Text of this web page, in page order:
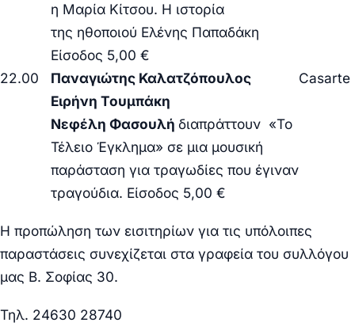
η Μαρία Κίτσου. Η ιστορία
της ηθοποιού Ελένης Παπαδάκη
Είσοδος 5,00 €
22.00
Παναγιώτης Καλατζόπουλος
Casarte
Ειρήνη Τουμπάκη
Νεφέλη Φασουλή διαπράττουν «Το
Τέλειο Έγκλημα» σε μια μουσική
παράσταση για τραγωδίες που έγιναν
τραγούδια. Είσοδος 5,00 €
Η προπώληση των εισιτηρίων για τις υπόλοιπες
παραστάσεις συνεχίζεται στα γραφεία του συλλόγου
μας Β. Σοφίας 30.
Τηλ. 24630 28740